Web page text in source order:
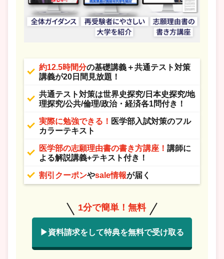
約12.5時間分の基礎講義＋共通テスト対策
講義が20日間見放題！
共通テスト対策は世界史探究/日本史探究/地
理探究/公共/倫理/政治・経済各1問付き！
実際に勉強できる！ 医学部入試対策のフル
カラーテキスト
医学部の志願理由書の書き方講座！ 講師に
よる解説講義+テキスト付き！
割引クーポンやsale情報が届く
1分で簡単！無料
▶資料請求をして特典を無料で受け取る